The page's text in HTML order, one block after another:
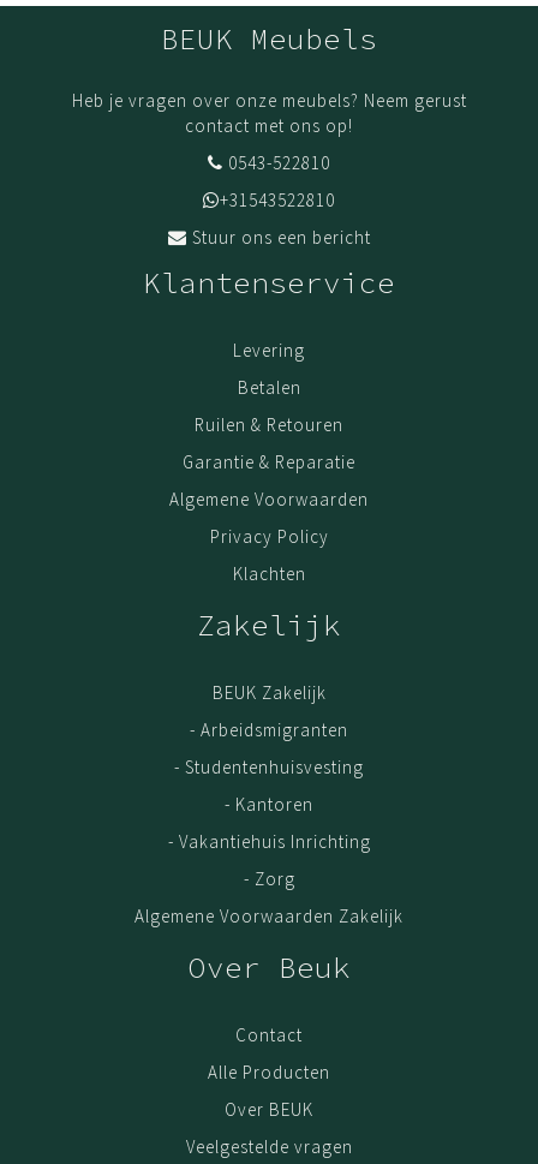
BEUK Meubels
Heb je vragen over onze meubels? Neem gerust
contact met ons op!
0543-522810
+31543522810
Stuur ons een bericht
Klantenservice
Levering
Betalen
Ruilen & Retouren
Garantie & Reparatie
Algemene Voorwaarden
Privacy Policy
Klachten
Zakelijk
BEUK Zakelijk
- Arbeidsmigranten
- Studentenhuisvesting
- Kantoren
- Vakantiehuis Inrichting
- Zorg
Algemene Voorwaarden Zakelijk
Over Beuk
Contact
Alle Producten
Over BEUK
Veelgestelde vragen